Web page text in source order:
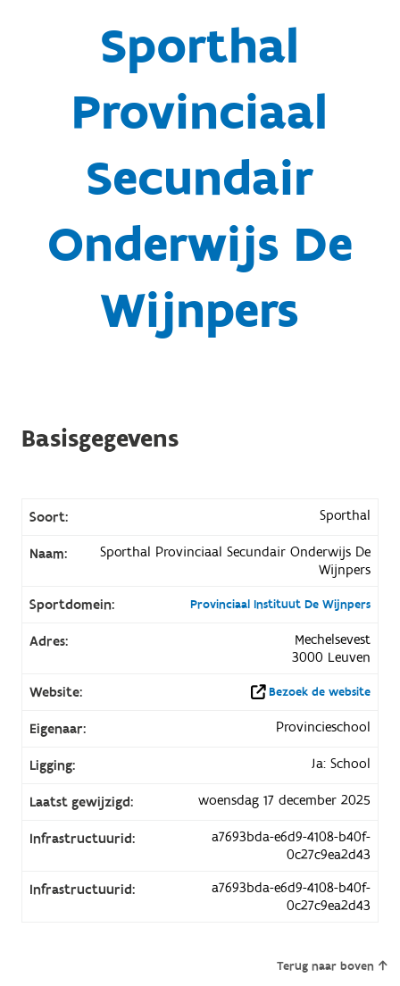
Sporthal
Provinciaal
Secundair
Onderwijs De
Wijnpers
Basisgegevens
Soort: Sporthal
Naam:
Sporthal Provinciaal Secundair Onderwijs De
Wijnpers
Sportdomein:
Provinciaal Instituut De Wijnpers
Adres:
Mechelsevest
3000 Leuven
Website:
Bezoek de website
Eigenaar: Provincieschool
Ligging: Ja: School
Laatst gewijzigd: woensdag 17 december 2025
Infrastructuurid:
a7693bda-e6d9-4108-b40f-
0c27c9ea2d43
Infrastructuurid:
a7693bda-e6d9-4108-b40f-
0c27c9ea2d43
Terug naar boven